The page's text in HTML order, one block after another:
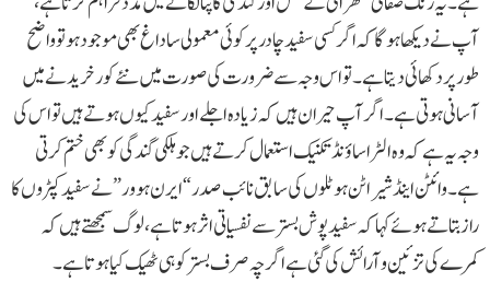
آپ نے دیکھا ہوگا کہ اگر کسی سفید چادر پر کوئی معمولی سا داغ بھی موجود ہو تو واضح
طور پر دکھائی دیتا ہے۔ تو اس وجہ سے ضرورت کی صورت میں نئے کور خریدنے میں
آسانی ہوتی ہے۔اگر آپ حیران ہیں کہ زیادہ اجلے اور سفید کیوں ہوتے ہیں تو اس کی
وجہ یہ ہے کہ وہ الٹرا ساؤنڈ تکنیک استعمال کرتے ہیں جو ہلکی گندگی کو بھی ختم کرتی
ہے۔وائٹن اینڈ شیراٹن ہوٹلوں کی سابق نائب صدر “ایرن ہوور” نے سفید کپڑوں کا
راز بتاتے ہوئے کہا کہ سفید پوش بستر سے نفسیاتی اثر ہوتا ہے، لوگ سمجھتے ہیں کہ
کمرے کی تزئین و آرائش کی گئی ہے اگرچہ صرف بستر کو ہی ٹھیک کیا ہوتا ہے۔